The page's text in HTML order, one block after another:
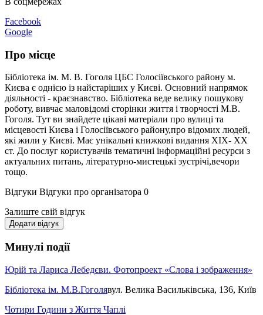
Facebook
Google
Про місце
Бібліотека ім. М. В. Гоголя ЦБС Голосіївського району м.
Києва є однією із найстаріших у Києві. Основний напрямок
діяльності - краєзнавство. Бібліотека веде велику пошукову
роботу, вивчає маловідомі сторінки життя і творчості М.В.
Гоголя. Тут ви знайдете цікаві матеріали про вулиці та
місцевості Києва і Голосіївського району,про відомих людей,
які жили у Києві. Має унікальні книжкові видання ХІХ- ХХ
ст. До послуг користувачів тематичні інформаційні ресурси з
актуальних питань, літературно-мистецькі зустрічі,вечори
тощо.
Відгуки Відгуки про організатора 0
Залиште свій відгук
Додати відгук
Минулі події
Юрій та Лариса Лебедєви. Фотопроект «Слова і зображення»
Бібліотека ім. М.В.Гоголявул. Велика Васильківська, 136, Київ
Чотири Години з Життя Чаплі